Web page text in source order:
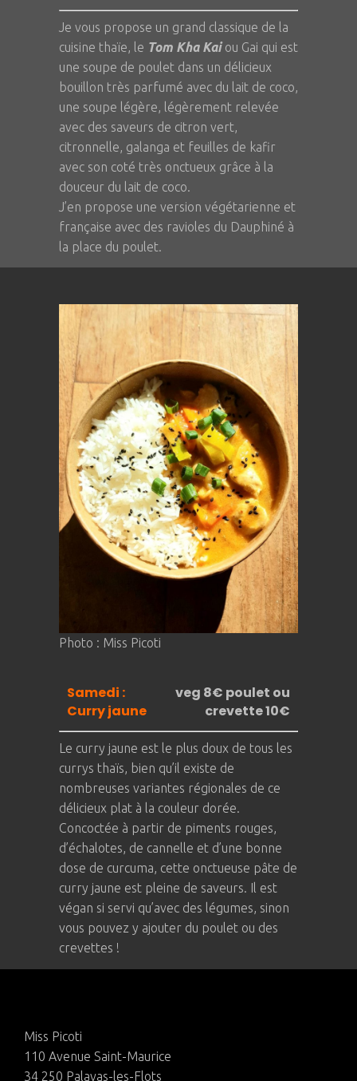
Je vous propose un grand classique de la
cuisine thaïe, le Tom Kha Kai ou Gai qui est
une soupe de poulet dans un délicieux
bouillon très parfumé avec du lait de coco,
une soupe légère, légèrement relevée
avec des saveurs de citron vert,
citronnelle, galanga et feuilles de kafir
avec son coté très onctueux grâce à la
douceur du lait de coco.
J’en propose une version végétarienne et
française avec des ravioles du Dauphiné à
la place du poulet.
Photo : Miss Picoti
Samedi :
Curry jaune
veg 8€ poulet ou
crevette 10€
Le curry jaune est le plus doux de tous les
currys thaïs, bien qu’il existe de
nombreuses variantes régionales de ce
délicieux plat à la couleur dorée.
Concoctée à partir de piments rouges,
d’échalotes, de cannelle et d’une bonne
dose de curcuma, cette onctueuse pâte de
curry jaune est pleine de saveurs. Il est
végan si servi qu’avec des légumes, sinon
vous pouvez y ajouter du poulet ou des
crevettes !
Miss Picoti
110 Avenue Saint-Maurice
34 250 Palavas-les-Flots